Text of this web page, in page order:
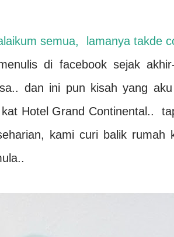
semua, lamanya takde
di facebook sejak
dan ini pun kisah yang
Hotel Grand Continental..
kami curi balik rumah